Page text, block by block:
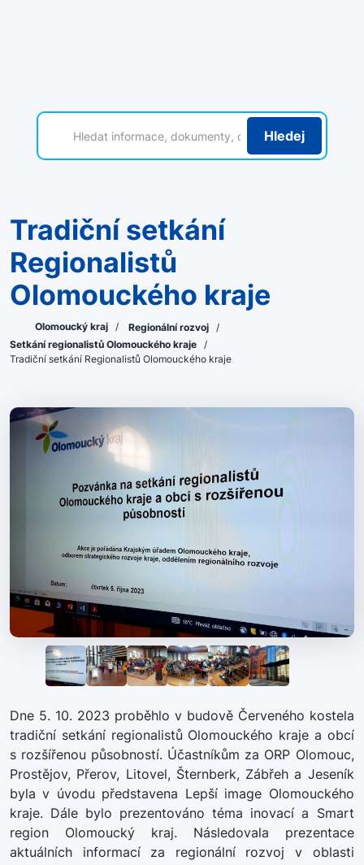
Hledej
Tradiční setkání
Regionalistů
Olomouckého kraje
Olomoucký kraj / Regionální rozvoj /
Setkání regionalistů Olomouckého kraje /
Tradiční setkání Regionalistů Olomouckého kraje
Dne 5. 10. 2023 proběhlo v budově Červeného kostela
tradiční setkání regionalistů Olomouckého kraje a obcí
s rozšířenou působností. Účastníkům za ORP Olomouc,
Prostějov, Přerov, Litovel, Šternberk, Zábřeh a Jeseník
byla v úvodu představena Lepší image Olomouckého
kraje. Dále bylo prezentováno téma inovací a Smart
region Olomoucký kraj. Následovala prezentace
aktuálních informací za regionální rozvoj v oblasti